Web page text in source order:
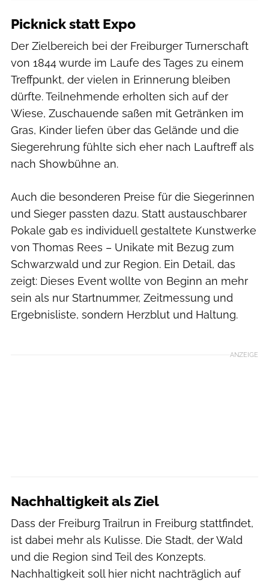
Picknick statt Expo
Der Zielbereich bei der Freiburger Turnerschaft
von 1844 wurde im Laufe des Tages zu einem
Treffpunkt, der vielen in Erinnerung bleiben
dürfte. Teilnehmende erholten sich auf der
Wiese, Zuschauende saßen mit Getränken im
Gras, Kinder liefen über das Gelände und die
Siegerehrung fühlte sich eher nach Lauftreff als
nach Showbühne an.
Auch die besonderen Preise für die Siegerinnen
und Sieger passten dazu. Statt austauschbarer
Pokale gab es individuell gestaltete Kunstwerke
von Thomas Rees – Unikate mit Bezug zum
Schwarzwald und zur Region. Ein Detail, das
zeigt: Dieses Event wollte von Beginn an mehr
sein als nur Startnummer, Zeitmessung und
Ergebnisliste, sondern Herzblut und Haltung.
ANZEIGE
Nachhaltigkeit als Ziel
Dass der Freiburg Trailrun in Freiburg stattfindet,
ist dabei mehr als Kulisse. Die Stadt, der Wald
und die Region sind Teil des Konzepts.
Nachhaltigkeit soll hier nicht nachträglich auf